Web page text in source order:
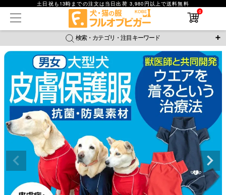
土日祝も13時までの注文は当日出荷 3,980円以上で送料無料
0
検索・カテゴリ・注目キーワード
＼注目ワード／
ジャージ 防蚊 腹巻 撥水レイン ラッシュガード
接触冷感 おそろコーデ 背中開きアイテム
新作アイテム
返品・交換について ご利用ガイド
詳細検索
在庫なし商品
在庫なし商品を表示しない
商品番号
並び順
新着順
価格が安い順
検索